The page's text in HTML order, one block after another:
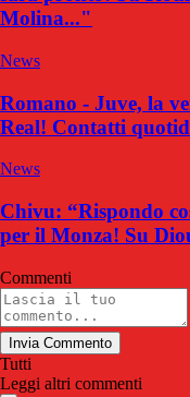
Molina..."
News
Romano - Juve, la
Real! Contatti
News
Chivu: “Rispondo
per il Monza! Su
Commenti
Invia Commento
Tutti
Leggi altri commenti